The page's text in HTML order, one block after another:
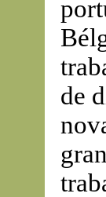
de